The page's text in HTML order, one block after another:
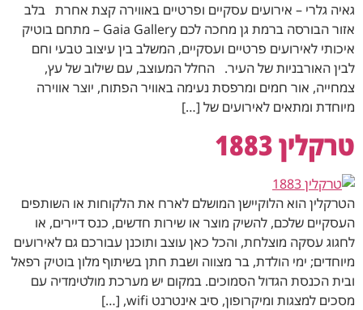
גאיה גלרי – אירועים עסקיים ופרטיים באווירה קצת אחרת בלב
אזור הבורסה ברמת גן מחכה לכם Gaia Gallery – מתחם בוטיק
איכותי לאירועים פרטיים ועסקיים, המשלב בין עיצוב טבעי וחם
לבין האורבניות של העיר. החלל המעוצב, עם שילוב של עץ,
צמחייה, אור חמים ומרפסת נעימה באוויר הפתוח, יוצר אווירה
מיוחדת ומתאים לאירועים של […]
טרקלין 1883
הטרקלין הוא הלוקיישן המושלם לארח את הלקוחות או השותפים
העסקיים שלכם, להשיק מוצר או שירות חדשים, כנס דיירים, או
לחגוג עסקה מוצלחת, והכל כאן עוצב ותוכנן עבורכם גם לאירועים
מיוחדים; ימי הולדת, בר מצווה ושבת חתן בשיתוף מלון בוטיק רפאל
ובית הכנסת הגדול הסמוכים. במקום יש מערכת מולטימדיה עם
מסכים למצגות ומיקרופון, סיב אינטרנט wifi, […]